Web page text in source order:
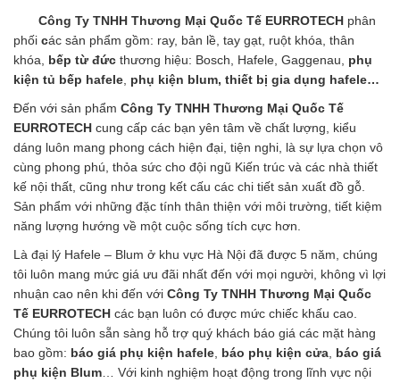
Công Ty TNHH Thương Mại Quốc Tế EURROTECH phân
phối các sản phẩm gồm: ray, bản lề, tay gạt, ruột khóa, thân
khóa, bếp từ đức thương hiệu: Bosch, Hafele, Gaggenau,
phụ
kiện tủ bếp hafele phụ kiện blum, thiết bị gia dụng hafele…
Đến với sản phẩm Công Ty TNHH Thương Mại Quốc Tế
EURROTECH cung cấp các bạn yên tâm về chất lượng, kiểu
dáng luôn mang phong cách hiện đại, tiện nghi, là sự lựa chọn vô
cùng phong phú, thỏa sức cho đội ngũ Kiến trúc và các nhà thiết
kế nội thất, cũng như trong kết cấu các chi tiết sản xuất đồ gỗ.
Sản phẩm với những đặc tính thân thiện với môi trường, tiết kiệm
năng lượng hướng về một cuộc sống tích cực hơn.
Là đại lý Hafele – Blum ở khu vực Hà Nội đã được 5 năm, chúng
tôi luôn mang mức giá ưu đãi nhất đến với mọi người, không vì lợi
nhuận cao nên khi đến với Công Ty TNHH Thương Mại Quốc
Tế EURROTECH các bạn luôn có được mức chiếc khấu cao.
Chúng tôi luôn sẵn sàng hỗ trợ quý khách báo giá các mặt hàng
bao gồm: báo giá phụ kiện hafele báo phụ kiện cửa báo giá
phụ kiện Blum … Với kinh nghiệm hoạt động trong lĩnh vực nội